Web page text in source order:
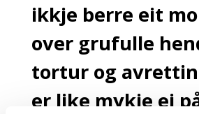
ikkje berre eit
over grufulle
tortur og
er like mykje ei